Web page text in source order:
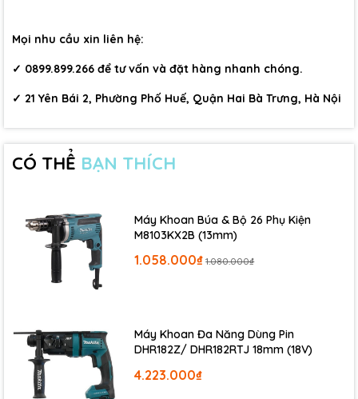
Mọi nhu cầu xin liên hệ:
✓ 0899.899.266 để tư vấn và đặt hàng nhanh chóng.
✓ 21 Yên Bái 2, Phường Phố Huế, Quận Hai Bà Trưng, Hà Nội
CÓ THỂ BẠN THÍCH
Máy Khoan Búa & Bộ 26 Phụ Kiện
M8103KX2B (13mm)
1.058.000₫ 1.080.000₫
Máy Khoan Đa Năng Dùng Pin
DHR182Z/ DHR182RTJ 18mm (18V)
4.223.000₫